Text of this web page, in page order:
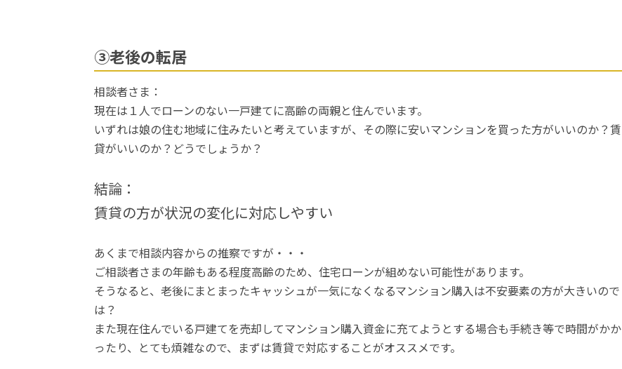
③老後の転居
相談者さま：
現在は１人でローンのない一戸建てに高齢の両親と住んでいます。
いずれは娘の住む地域に住みたいと考えていますが、その際に安いマンションを買った方がいいのか？賃
貸がいいのか？どうでしょうか？
結論：
賃貸の方が状況の変化に対応しやすい
あくまで相談内容からの推察ですが・・・
ご相談者さまの年齢もある程度高齢のため、住宅ローンが組めない可能性があります。
そうなると、老後にまとまったキャッシュが一気になくなるマンション購入は不安要素の方が大きいので
は？
また現在住んでいる戸建てを売却してマンション購入資金に充てようとする場合も手続き等で時間がかか
ったり、とても煩雑なので、まずは賃貸で対応することがオススメです。